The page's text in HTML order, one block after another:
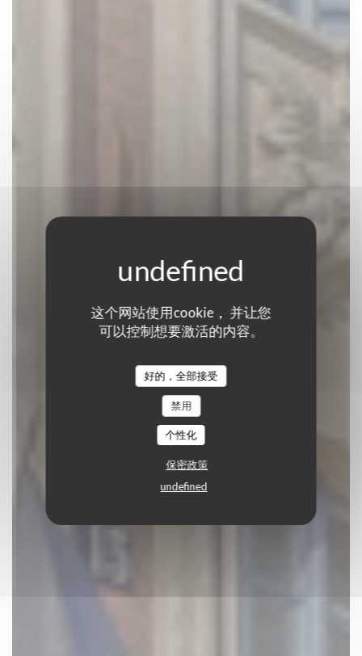
这个网站使用cookie， 并让您
可以控制想要激活的内容。
好的，全部接受
禁用
个性化
保密政策
undefined
La Cloche
酒吧小酒馆餐厅|LILLE
预订餐位